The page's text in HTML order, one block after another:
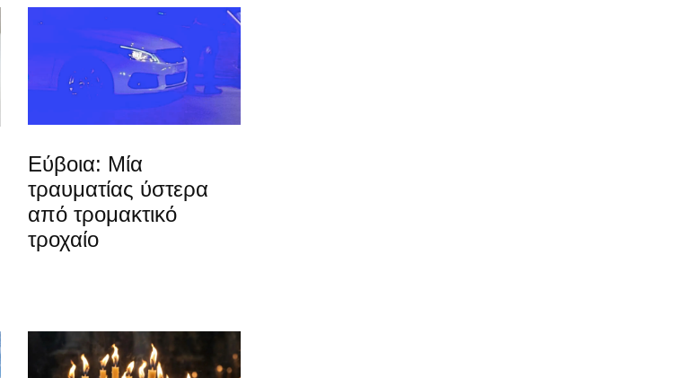
Εύβοια: Μία
τραυματίας ύστερα
από τρομακτικό
τροχαίο